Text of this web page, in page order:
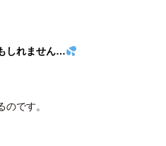
しれません…
です。